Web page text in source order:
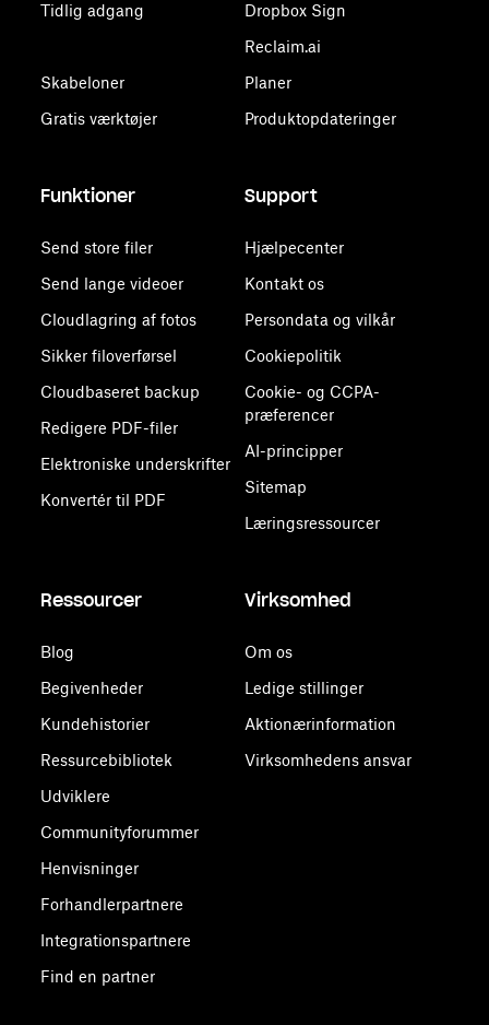
Tidlig adgang
Skabeloner
Gratis værktøjer
Dropbox Sign
Reclaim.ai
Planer
Produktopdateringer
Funktioner
Send store filer
Send lange videoer
Cloudlagring af fotos
Sikker filoverførsel
Cloudbaseret backup
Redigere PDF-filer
Elektroniske underskrifter
Konvertér til PDF
Support
Hjælpecenter
Kontakt os
Persondata og vilkår
Cookiepolitik
Cookie- og CCPA-
præferencer
AI-principper
Sitemap
Læringsressourcer
Ressourcer
Blog
Begivenheder
Kundehistorier
Ressurcebibliotek
Udviklere
Communityforummer
Henvisninger
Forhandlerpartnere
Integrationspartnere
Find en partner
Virksomhed
Om os
Ledige stillinger
Aktionærinformation
Virksomhedens ansvar